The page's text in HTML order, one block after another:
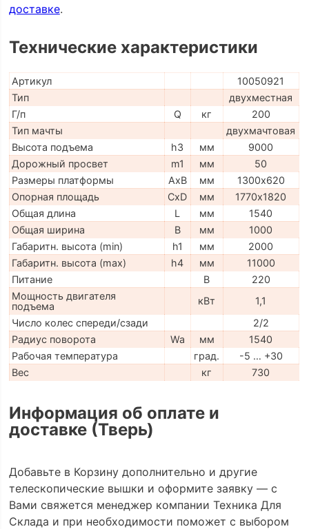
доставке.
Технические характеристики
Артикул
10050921
Тип
двухместная
Г/п
Q кг
200
Тип мачты
двухмачтовая
Высота подъема
h3 мм
9000
Дорожный просвет
m1 мм
50
Размеры платформы
AxB мм
1300х620
Опорная площадь
CxD мм
1770х1820
Общая длина
L мм
1540
Общая ширина
B мм
1000
Габаритн. высота (min)
h1 мм
2000
Габаритн. высота (max)
h4 мм
11000
Питание
В
220
Мощность двигателя
подъема
кВт
1,1
Число колес спереди/сзади
2/2
Радиус поворота
Wa мм
1540
Рабочая температура
град.
-5 … +30
Вес
кг 730
Информация об оплате и
доставке (Тверь)
Добавьте в Корзину дополнительно и другие
телескопические вышки и оформите заявку — с
Вами свяжется менеджер компании Техника Для
Склада и при необходимости поможет с выбором